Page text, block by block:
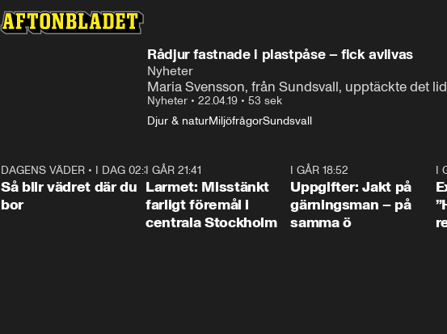
Rådjur fastnade i plastpåse – fick avlivas
Nyheter
Maria Svensson, från Sundsvall, upptäckte det
Nyheter • 22.04.19 • 53 sek
Djur & naturMiljöfrågorSundsvall
1:06
DAGENS VÄDER • I DAG 02:30
Så blir vädret där du
bor
I GÅR 21:41
Larmet: Misstänkt
farligt föremål i
centrala Stockholm
I GÅR 18:52
Uppgifter: Jakt på
gärningsman – på
samma ö
I